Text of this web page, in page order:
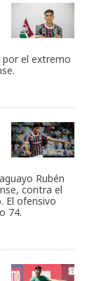
por el extremo
Rubén
contra el
El ofensivo
74.